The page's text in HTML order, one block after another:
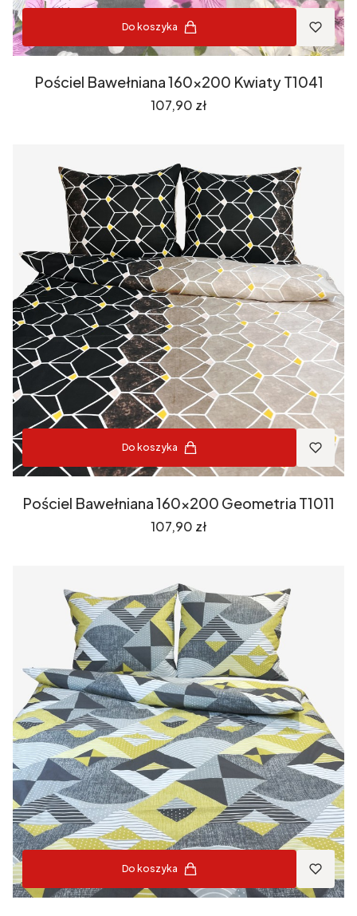
Do koszyka
Pościel Bawełniana 160x200 Kwiaty T1041
Cena
107,90 zł
Do koszyka
Pościel Bawełniana 160x200 Geometria T1011
Cena
107,90 zł
Do koszyka